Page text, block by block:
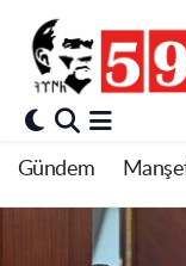
Gündem